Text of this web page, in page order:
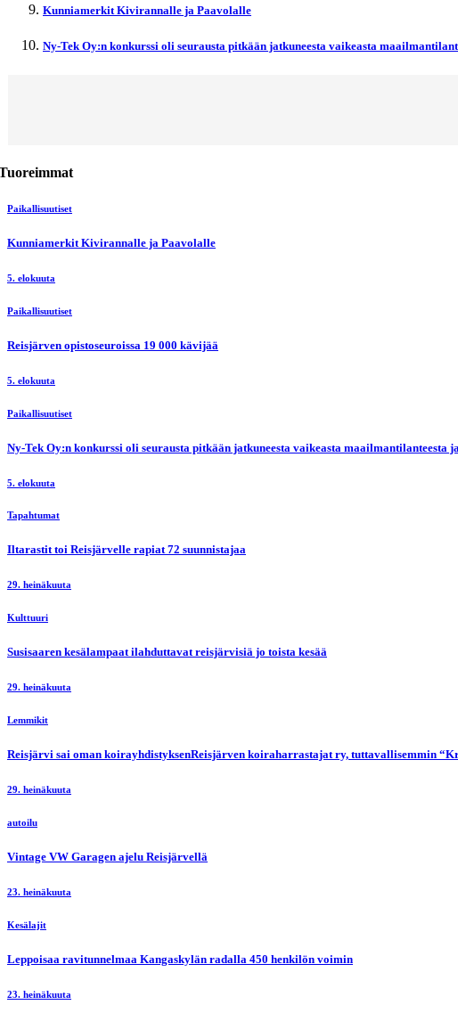
Kunniamerkit Kivirannalle ja Paavolalle
Ny-Tek Oy:n konkurssi oli seurausta pitkään jatkuneesta vaikeasta
Paikallisuutiset
Kunniamerkit Kivirannalle ja Paavolalle
5. elokuuta
Paikallisuutiset
Reisjärven opistoseuroissa 19 000 kävijää
5. elokuuta
Paikallisuutiset
Ny-Tek Oy:n konkurssi oli seurausta pitkään jatkuneesta vaikeasta maailmantilanteesta
5. elokuuta
Tapahtumat
Iltarastit toi Reisjärvelle rapiat 72 suunnistajaa
29. heinäkuuta
Kulttuuri
Susisaaren kesälampaat ilahduttavat reisjärvisiä jo toista kesää
29. heinäkuuta
Lemmikit
Reisjärvi sai oman koirayhdistyksenReisjärven koiraharrastajat ry, tuttavallisemmin
29. heinäkuuta
autoilu
Vintage VW Garagen ajelu Reisjärvellä
23. heinäkuuta
Kesälajit
Leppoisaa ravitunnelmaa Kangaskylän radalla 450 henkilön voimin
23. heinäkuuta